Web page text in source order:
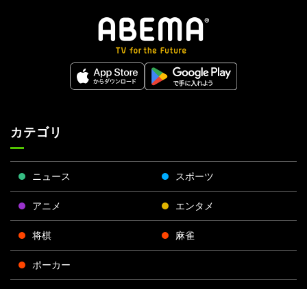
カテゴリ
ニュース スポーツ
アニメ エンタメ
将棋 麻雀
ポーカー